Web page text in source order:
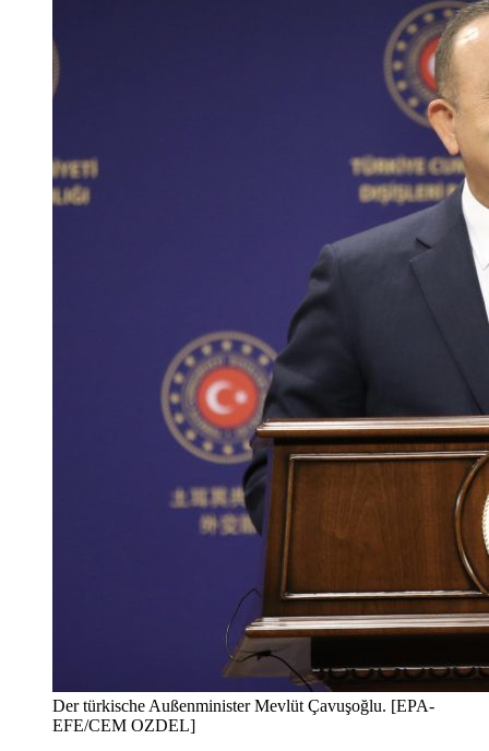
Der türkische Außenminister Mevlüt Çavuşoğlu. [EPA-
EFE/CEM OZDEL]